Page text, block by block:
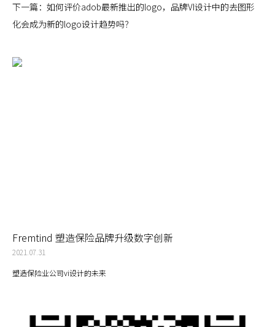
下一篇： 如何评价adob最新推出的logo，品牌VI设计中的去图形
化会成为新的logo设计趋势吗？
Fremtind 塑造保险品牌升级数字创新
2021.07.31
塑造保险业公司vi设计的未来